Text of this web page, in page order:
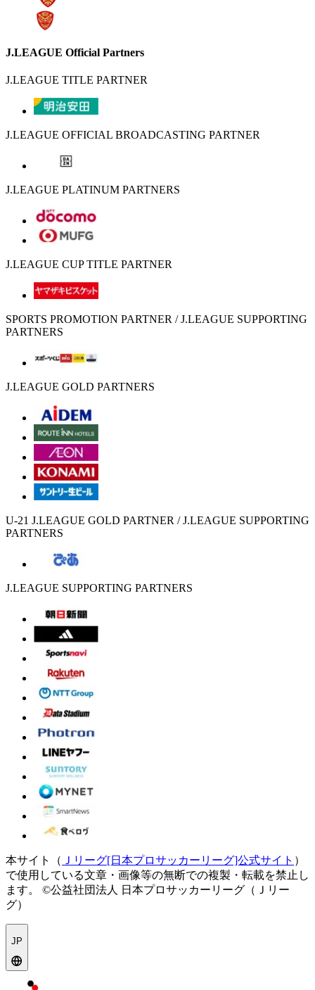
J.LEAGUE Official Partners
J.LEAGUE TITLE PARTNER
J.LEAGUE OFFICIAL BROADCASTING PARTNER
J.LEAGUE PLATINUM PARTNERS
J.LEAGUE CUP TITLE PARTNER
SPORTS PROMOTION PARTNER / J.LEAGUE SUPPORTING
PARTNERS
J.LEAGUE GOLD PARTNERS
U-21 J.LEAGUE GOLD PARTNER / J.LEAGUE SUPPORTING
PARTNERS
J.LEAGUE SUPPORTING PARTNERS
本サイト（ Ｊリーグ[日本プロサッカーリーグ]公式サイト ）
で使用している文章・画像等の無断での複製・転載を禁止し
ます。
©公益社団法人 日本プロサッカーリーグ（Ｊリー
グ）
JP